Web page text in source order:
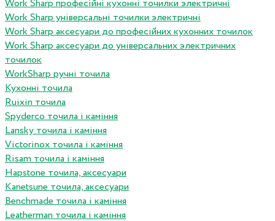
Work Sharp професiйнi кухоннi точилки электричнi
Work Sharp унiверсальнi точилки электричнi
Work Sharp аксесуари до професiйних кухонних точилок
Work Sharp аксесуари до унiверсальних электричних
точилок
WorkSharp ручні точила
Кухонні точила
Ruixin точила
Spyderco точила і каміння
Lansky точила і каміння
Victorinox точила і каміння
Risam точила і каміння
Hapstone точила, аксесуари
Kanetsune точила, аксесуари
Benchmade точила і каміння
Leatherman точила і каміння